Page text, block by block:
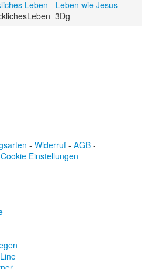
Leben - Leben wie Jesus
- Widerruf - AGB -
Cookie Einstellungen